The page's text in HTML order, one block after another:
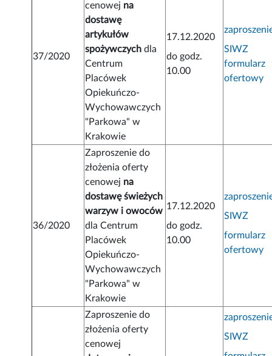
37/2020
cenowej na
dostawę
artykułów
spożywczych dla
Centrum
Placówek
Opiekuńczo-
Wychowawczych
"Parkowa" w
Krakowie
17.12.2020
do godz.
10.00
SIWZ
formularz
ofertowy
36/2020
Zaproszenie do
złożenia oferty
cenowej na
dostawę świeżych
warzyw i owoców
dla Centrum
Placówek
Opiekuńczo-
Wychowawczych
"Parkowa" w
Krakowie
17.12.2020
do godz.
10.00
SIWZ
formularz
ofertowy
Zaproszenie do
złożenia oferty
cenowej
SIWZ